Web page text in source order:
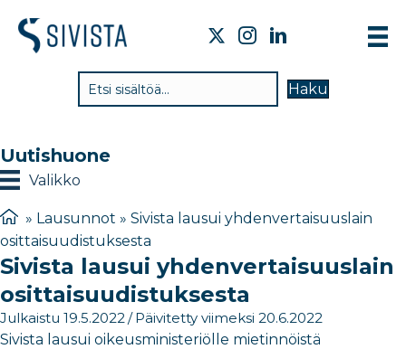
Haku
Uutishuone
Valikko
» Lausunnot » Sivista lausui yhdenvertaisuuslain
osittaisuudistuksesta
Sivista lausui yhdenvertaisuuslain
osittaisuudistuksesta
Julkaistu 19.5.2022/ Päivitetty viimeksi 20.6.2022
Sivista lausui oikeusministeriölle mietinnöistä